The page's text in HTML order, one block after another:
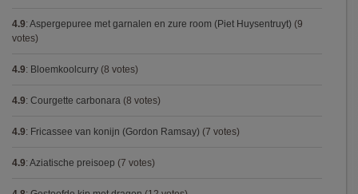
4.9: Aspergepuree met garnalen en zure room (Piet Huysentruyt) (9
votes)
4.9: Bloemkoolcurry (8 votes)
4.9: Courgette carbonara (8 votes)
4.9: Fricassee van konijn (Gordon Ramsay) (7 votes)
4.9: Aziatische preisoep (7 votes)